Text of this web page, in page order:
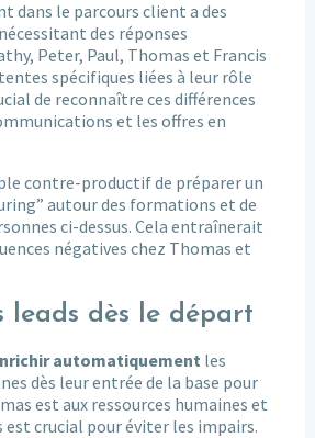
dans le parcours client a des
nécessitant des réponses
Peter, Paul, Thomas et Francis
spécifiques liées à leur rôle
de reconnaître ces différences
et les offres en
contre-productif de préparer un
autour des formations et de
ci-dessus. Cela entraînerait
négatives chez Thomas et
leads dès le départ
automatiquement les
dès leur entrée de la base pour
est aux ressources humaines et
est crucial pour éviter les impairs.